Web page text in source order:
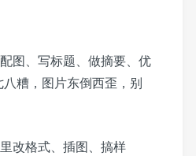
图、写标题、做摘要、优
糟，图片东倒西歪，别
改格式、插图、搞样